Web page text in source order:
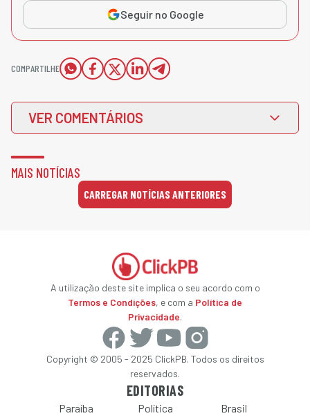
Seguir no Google
COMPARTILHE
VER COMENTÁRIOS
MAIS NOTÍCIAS
CARREGAR NOTÍCIAS ANTERIORES
A utilização deste site implica o seu acordo com o
Termos e Condições, e com a Política de
Privacidade.
Copyright © 2005 - 2025 ClickPB. Todos os direitos
reservados.
EDITORIAS
Paraíba Política Brasil